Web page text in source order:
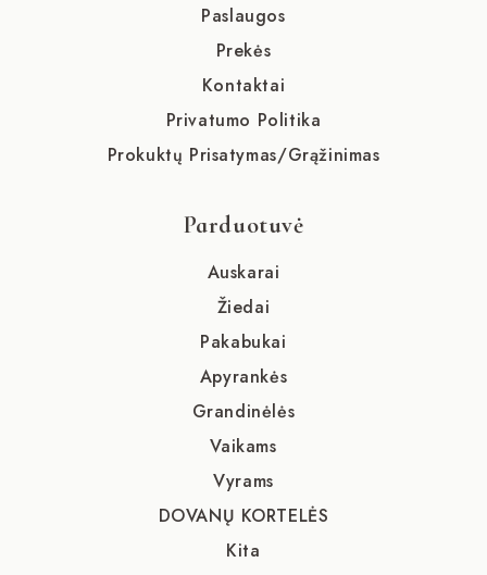
Paslaugos
Prekės
Kontaktai
Privatumo Politika
Prokuktų Prisatymas/Grąžinimas
Parduotuvė
Auskarai
Žiedai
Pakabukai
Apyrankės
Grandinėlės
Vaikams
Vyrams
DOVANŲ KORTELĖS
Kita